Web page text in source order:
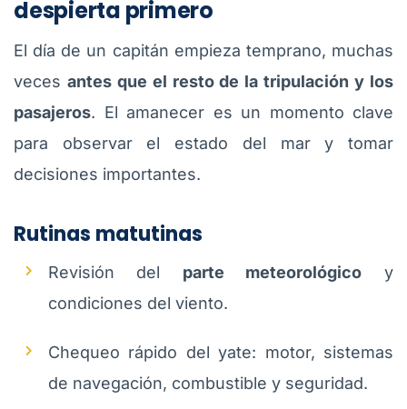
despierta primero
El día de un capitán empieza temprano, muchas
veces antes que el resto de la tripulación y los
pasajeros. El amanecer es un momento clave
para observar el estado del mar y tomar
decisiones importantes.
Rutinas matutinas
Revisión del parte meteorológico y
condiciones del viento.
Chequeo rápido del yate: motor, sistemas
de navegación, combustible y seguridad.